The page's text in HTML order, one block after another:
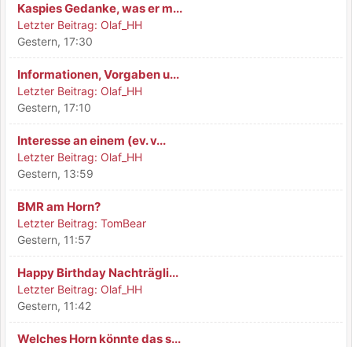
Kaspies Gedanke, was er m...
Letzter Beitrag: Olaf_HH
Gestern, 17:30
Informationen, Vorgaben u...
Letzter Beitrag: Olaf_HH
Gestern, 17:10
Interesse an einem (ev. v...
Letzter Beitrag: Olaf_HH
Gestern, 13:59
BMR am Horn?
Letzter Beitrag: TomBear
Gestern, 11:57
Happy Birthday Nachträgli...
Letzter Beitrag: Olaf_HH
Gestern, 11:42
Welches Horn könnte das s...